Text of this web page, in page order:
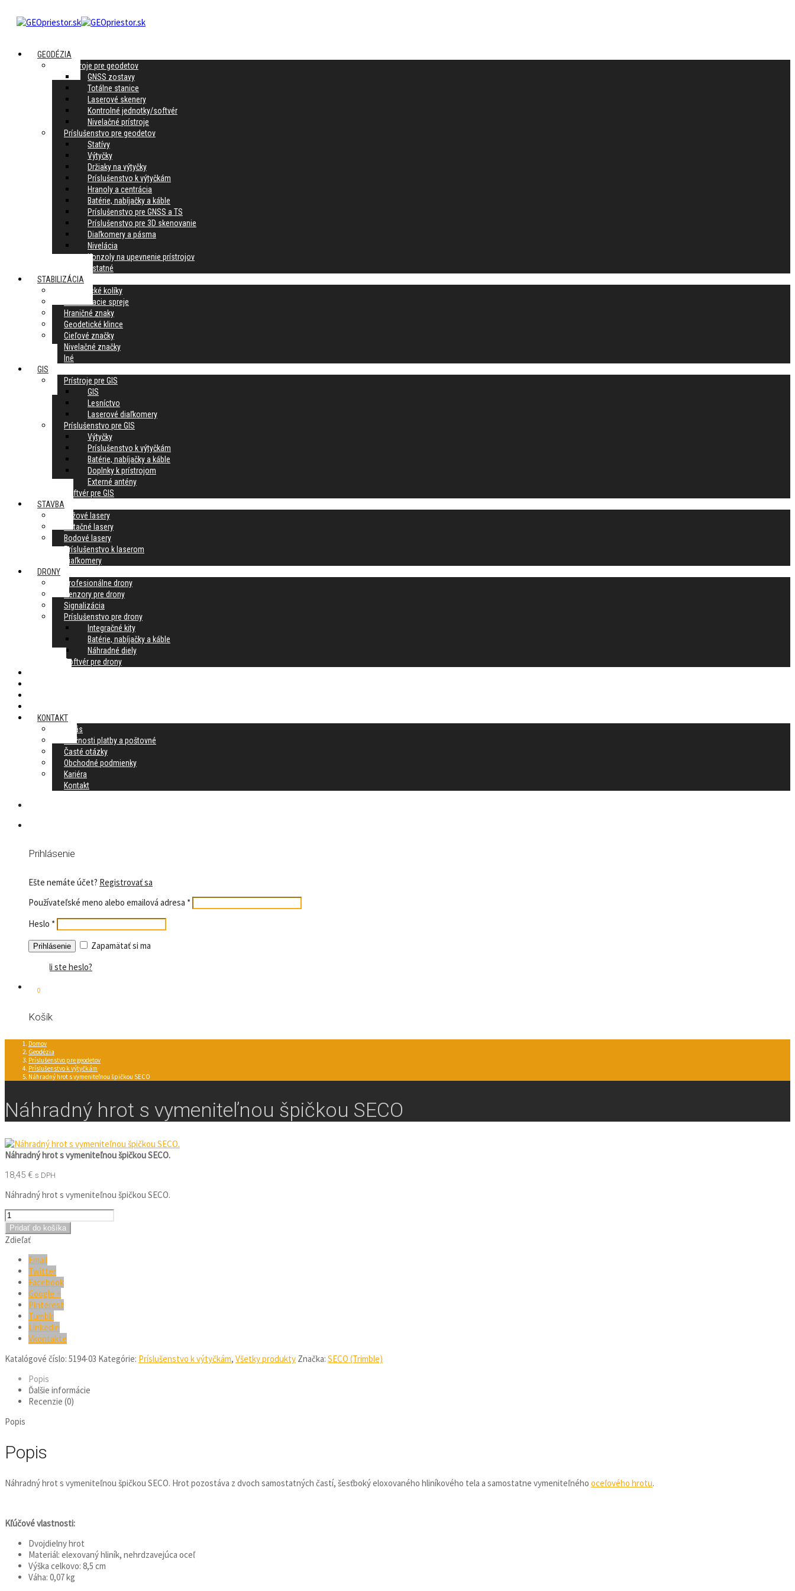
GEODÉZIA
Prístroje pre geodetov
GNSS zostavy
Totálne stanice
Laserové skenery
Kontrolné jednotky/softvér
Nivelačné prístroje
Príslušenstvo pre geodetov
Statívy
Výtyčky
Držiaky na výtyčky
Príslušenstvo k výtyčkám
Hranoly a centrácia
Batérie, nabíjačky a káble
Príslušenstvo pre GNSS a TS
Príslušenstvo pre 3D skenovanie
Diaľkomery a pásma
Nivelácia
Konzoly na upevnenie prístrojov
Ostatné
STABILIZÁCIA
Geodetické kolíky
Značkovacie spreje
Hraničné znaky
Geodetické klince
Cieľové značky
Nivelačné značky
Iné
GIS
Prístroje pre GIS
GIS
Lesníctvo
Laserové diaľkomery
Príslušenstvo pre GIS
Výtyčky
Príslušenstvo k výtyčkám
Batérie, nabíjačky a káble
Doplnky k prístrojom
Externé antény
Softvér pre GIS
STAVBA
Krížové lasery
Rotačné lasery
Bodové lasery
Príslušenstvo k laserom
Diaľkomery
DRONY
Profesionálne drony
Senzory pre drony
Signalizácia
Príslušenstvo pre drony
Integračné kity
Batérie, nabíjačky a káble
Náhradné diely
Softvér pre drony
KONTAKT
O nás
Možnosti platby a poštovné
Časté otázky
Obchodné podmienky
Kariéra
Kontakt
Prihlásenie
Ešte nemáte účet? Registrovať sa
Používateľské meno alebo emailová adresa *
Heslo *
Zapamätať si ma
Stratili ste heslo?
0
Košík
Domov
Geodézia
Príslušenstvo pre geodetov
Príslušenstvo k výtyčkám
Náhradný hrot s vymeniteľnou špičkou SECO
Náhradný hrot s vymeniteľnou špičkou SECO
Náhradný hrot s vymeniteľnou špičkou SECO.
18,45 € s DPH
Náhradný hrot s vymeniteľnou špičkou SECO.
Pridať do košíka
Zdieľať
Email
Twitter
Facebook
Google +
Pinterest
Tumblr
Linkedin
Vkontakte
Katalógové číslo: 5194-03 Kategórie: Príslušenstvo k výtyčkám, Všetky produkty Značka: SECO (Trimble)
Popis
Ďalšie informácie
Recenzie (0)
Popis
Popis
Náhradný hrot s vymeniteľnou špičkou SECO. Hrot pozostáva z dvoch samostatných častí, šesťboký eloxovaného hliníkového tela a samostatne vymeniteľného oceľového hrotu.
Kľúčové vlastnosti:
Dvojdielny hrot
Materiál: elexovaný hliník, nehrdzavejúca oceľ
Výška celkovo: 8,5 cm
Váha: 0,07 kg